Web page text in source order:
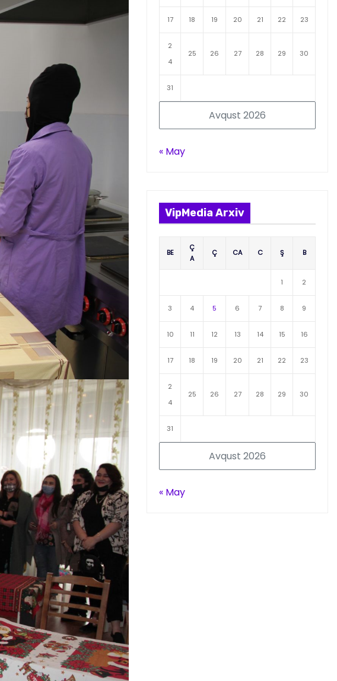
Avqust 2026
17 18 19 20 21 22 23
2
4
25 26 27 28 29 30
31
« May
VipMedia Arxiv
Avqust 2026
BE
Ç
A
Ç CA C Ş B
1 2
3 4 5 6 7 8 9
10 11 12 13 14 15 16
17 18 19 20 21 22 23
2
4
25 26 27 28 29 30
31
« May